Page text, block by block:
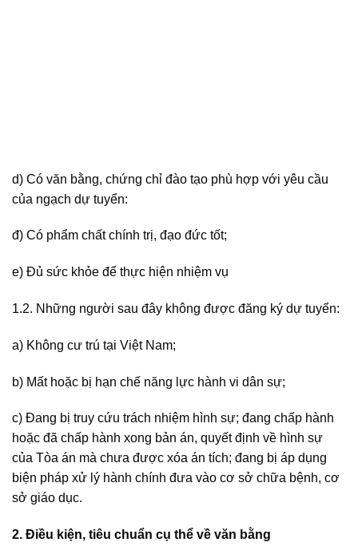
d) Có văn bằng, chứng chỉ đào tạo phù hợp với yêu cầu
của ngạch dự tuyển:
đ) Có phẩm chất chính trị, đạo đức tốt;
e) Đủ sức khỏe để thực hiện nhiệm vụ
1.2. Những người sau đây không được đăng ký dự tuyển:
a) Không cư trú tại Việt Nam;
b) Mất hoặc bị hạn chế năng lực hành vi dân sự;
c) Đang bị truy cứu trách nhiệm hình sự; đang chấp hành
hoặc đã chấp hành xong bản án, quyết định về hình sự
của Tòa án mà chưa được xóa án tích; đang bị áp dụng
biện pháp xử lý hành chính đưa vào cơ sở chữa bệnh, cơ
sở giáo dục.
2. Điều kiện, tiêu chuẩn cụ thể về văn bằng